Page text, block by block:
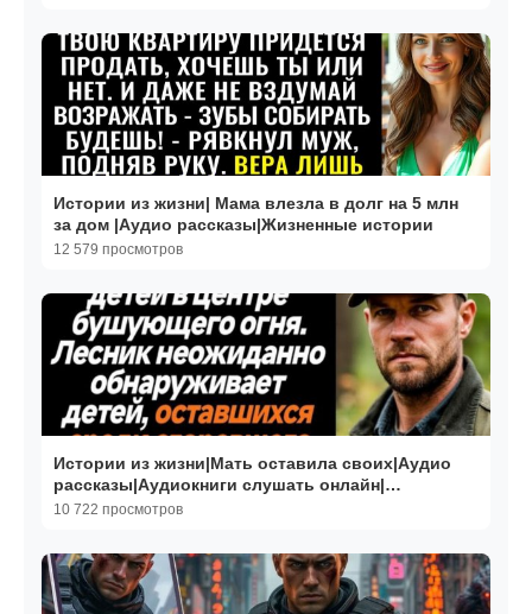
Истории из жизни| Мама влезла в долг на 5 млн
за дом |Аудио рассказы|Жизненные истории
12 579 просмотров
Истории из жизни|Мать оставила своих|Аудио
рассказы|Аудиокниги слушать онлайн|
Жизненные истории
10 722 просмотров